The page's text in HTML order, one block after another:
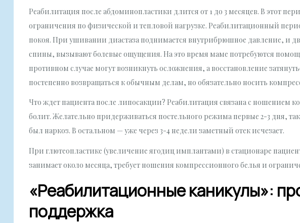
Реабилитация после абдоминопластики длится от 1 до 3 месяцев. В этот
ограничения по физической и тепловой нагрузке. Реабилитационный
покоя. При ушивании диастаза поднимается внутрибрюшное давление, и
спины, вызывают болевые ощущения. На это время маме потребуются
противном случае могут возникнуть осложнения, а восстановление
постепенно возвращаться к обычным делам, но обязательно носить
Что ждет пациента после липосакции? Реабилитация связана с ношением
болит. Желательно придерживаться постельного режима первые 2-3 дня,
был наркоз. В остальном — уже через 3-4 недели заметный отек исчезает.
При глютеопластике (увеличение ягодиц имплантами) в стационаре
занимает около месяца, требует ношения компрессионного белья и
«Реабилитационные каникулы»:
поддержка